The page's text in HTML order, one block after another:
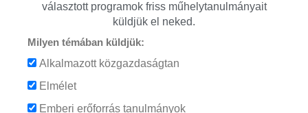
választott programok friss műhelytanulmányait
küldjük el neked.
Milyen témában küldjük:
Alkalmazott közgazdaságtan
Elmélet
Emberi erőforrás tanulmányok